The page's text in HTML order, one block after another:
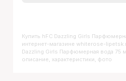
Купить HFC Dazzling Girls
интернет-магазине whiterose-
Dazzling Girls Парфюмерная вода 75
описание, характеристики, фото